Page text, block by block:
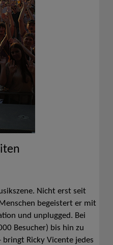
Nicht erst seit
begeistert er mit
und unplugged. Bei
Besucher) bis hin zu
Ricky Vicente jedes